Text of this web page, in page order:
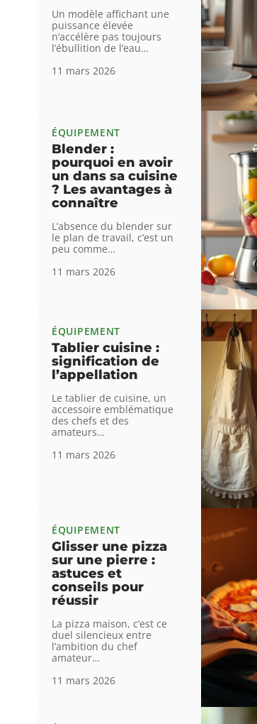
Un modèle affichant une
puissance élevée
n’accélère pas toujours
l’ébullition de l’eau…
11 mars 2026
ÉQUIPEMENT
Blender :
pourquoi en avoir
un dans sa cuisine
? Les avantages à
connaître
L’absence du blender sur
le plan de travail, c’est un
peu comme…
11 mars 2026
ÉQUIPEMENT
Tablier cuisine :
signification de
l’appellation
Le tablier de cuisine, un
accessoire emblématique
des chefs et des
amateurs…
11 mars 2026
ÉQUIPEMENT
Glisser une pizza
sur une pierre :
astuces et
conseils pour
réussir
La pizza maison, c’est ce
duel silencieux entre
l’ambition du chef
amateur…
11 mars 2026